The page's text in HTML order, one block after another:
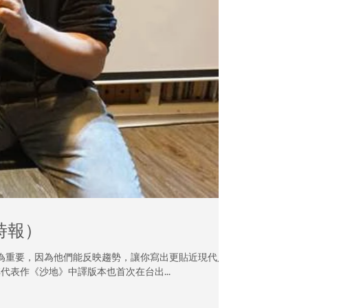
）
要，因為他們能反映趨勢，讓你寫出更貼近現代人
表作《沙地》中譯版本也首次在台出...